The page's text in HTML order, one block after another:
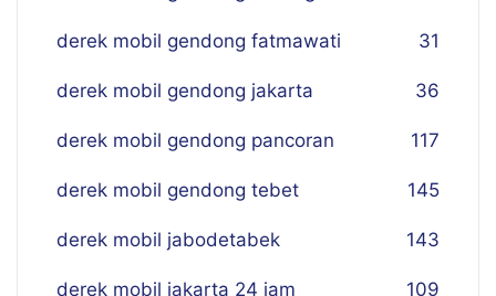
derek mobil gendong fatmawati 31
derek mobil gendong jakarta 36
derek mobil gendong pancoran 117
derek mobil gendong tebet 145
derek mobil jabodetabek 143
derek mobil jakarta 24 jam 109